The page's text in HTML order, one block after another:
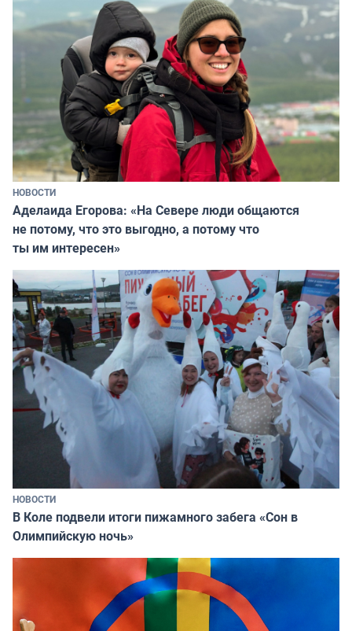
НОВОСТИ
Аделаида Егорова: «На Севере люди общаются
не потому, что это выгодно, а потому что
ты им интересен»
НОВОСТИ
В Коле подвели итоги пижамного забега «Сон в
Олимпийскую ночь»